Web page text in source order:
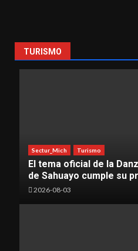
TURISMO
Sectur_Mich Turismo
El tema oficial de la
de Sahuayo cumple su
2026-08-03